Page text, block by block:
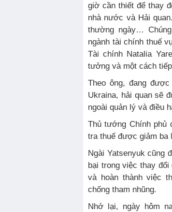
giờ cần thiết để thay
nhà nước và Hải
thường ngày…
ngành tài chính thuế
Tài chính Natalia
tưởng và một cách
Theo ông, đang
Ukraina, hải quan sẽ
ngoài quản lý và điều
Thủ tướng Chính phủ
tra thuế được giảm ba
Ngài Yatsenyuk cũng
bại trong việc thay
và hoàn thành việc
chống tham nhũng.
Nhớ lại, ngày hôm